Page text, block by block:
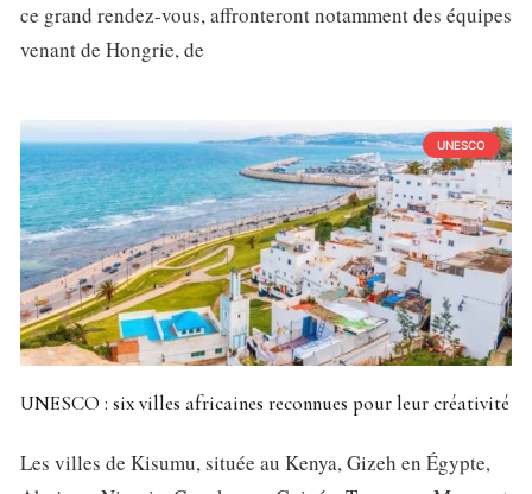
ce grand rendez-vous, affronteront notamment des équipes
venant de Hongrie, de
UNESCO
UNESCO : six villes africaines reconnues pour leur créativité
Les villes de Kisumu, située au Kenya, Gizeh en Égypte,